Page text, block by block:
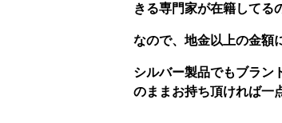
きる専門家が在籍してる
なので、地金以上の金額
シルバー製品でもブラン
のままお持ち頂ければ一